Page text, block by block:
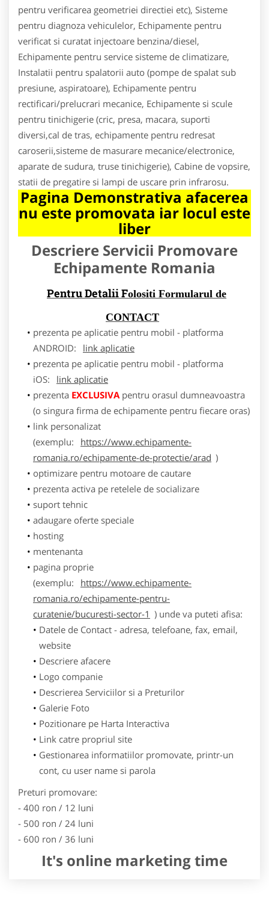
pentru verificarea geometriei directiei etc), Sisteme
pentru diagnoza vehiculelor, Echipamente pentru
verificat si curatat injectoare benzina/diesel,
Echipamente pentru service sisteme de climatizare,
Instalatii pentru spalatorii auto (pompe de spalat sub
presiune, aspiratoare), Echipamente pentru
rectificari/prelucrari mecanice, Echipamente si scule
pentru tinichigerie (cric, presa, macara, suporti
diversi,cal de tras, echipamente pentru redresat
caroserii,sisteme de masurare mecanice/electronice,
aparate de sudura, truse tinichigerie), Cabine de vopsire,
statii de pregatire si lampi de uscare prin infrarosu.
Pagina Demonstrativa afacerea
nu este promovata iar locul este
liber
Descriere Servicii Promovare
Echipamente Romania
Pentru Detalii Folositi Formularul de
CONTACT
prezenta pe aplicatie pentru mobil - platforma
ANDROID:
link aplicatie
prezenta pe aplicatie pentru mobil - platforma
iOS:
link aplicatie
prezenta EXCLUSIVApentru orasul dumneavoastra
(o singura firma de echipamente pentru fiecare oras)
link personalizat
(exemplu:
https://www.echipamente-
romania.ro/echipamente-de-protectie/arad )
optimizare pentru motoare de cautare
prezenta activa pe retelele de socializare
suport tehnic
adaugare oferte speciale
hosting
mentenanta
pagina proprie
(exemplu:
https://www.echipamente-
romania.ro/echipamente-pentru-
curatenie/bucuresti-sector-1 ) unde va puteti afisa:
Datele de Contact - adresa, telefoane, fax, email,
website
Descriere afacere
Logo companie
Descrierea Serviciilor si a Preturilor
Galerie Foto
Pozitionare pe Harta Interactiva
Link catre propriul site
Gestionarea informatiilor promovate, printr-un
cont, cu user name si parola
Preturi promovare:
- 400 ron / 12 luni
- 500 ron / 24 luni
- 600 ron / 36 luni
It's online marketing time